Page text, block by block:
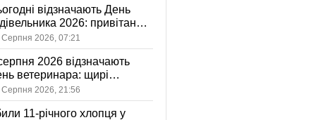
відзначають День
2026: привітання
тих, хто відбудовує Україну
Серпня 2026, 07:21
2026 відзначають
ветеринара: щирі
картинки та
Серпня 2026, 21:56
11-річного хлопця у